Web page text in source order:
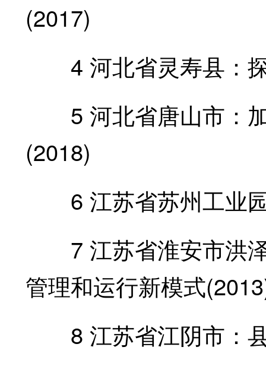
(2017)
4 河北省灵寿县：探
5 河北省唐山市：加
(2018)
6 江苏省苏州工业园
7 江苏省淮安市洪泽
管理和运行新模式
8 江苏省江阴市：县